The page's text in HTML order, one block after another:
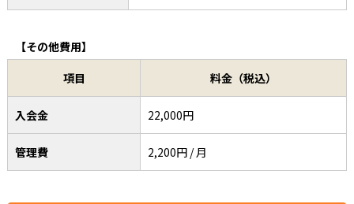
中学生 中高一貫校対策
中学生
高校生 大学受験コース
高校生
難関大学受験コース
※「難関」の基準は要問い合わせ
スクロールできます
【その他費用】
項目
料金（税込）
入会金 22,000円
管理費 2,200円 / 月